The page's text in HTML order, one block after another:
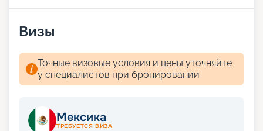
Визы
Точные визовые условия и цены уточняйте
у специалистов при бронировании
Мексика
ТРЕБУЕТСЯ ВИЗА